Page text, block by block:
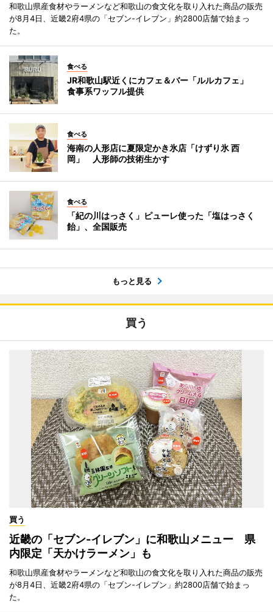
和歌山県産食材やラーメンなど和歌山の食文化を取り入れた商品の販売
が8月4日、近畿2府4県の「セブン-イレブン」約2800店舗で始まっ
た。
食べる
JR和歌山駅近くにカフェ＆バー「ルルカフェ」
食事系ワッフル提供
食べる
海南の人形店に夏限定かき氷店「けずり氷 西
岡」 人形師の技術生かす
食べる
「紀の川はっさく」ピューレ使った「塩はっさく
飴」、全国販売
もっと見る
買う
買う
近畿の「セブン-イレブン」に和歌山メニュー 県
内限定「天かけラーメン」も
和歌山県産食材やラーメンなど和歌山の食文化を取り入れた商品の販売
が8月4日、近畿2府4県の「セブン-イレブン」約2800店舗で始まっ
た。